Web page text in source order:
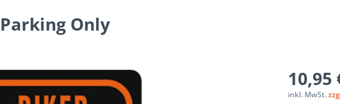
Only
10,95
inkl. MwSt.